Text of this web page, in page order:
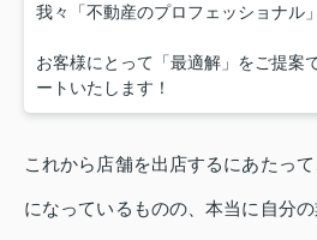
我々「不動産のプロフェッショナル
お客様にとって「最適解」をご提案
ートいたします！
これから店舗を出店するにあたっ
になっているものの、本当に自分